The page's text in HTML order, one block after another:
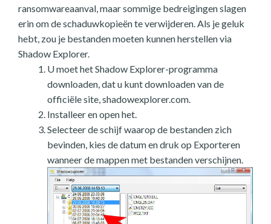
ransomwareaanval, maar sommige bedreigingen slagen
erin om de schaduwkopieën te verwijderen. Als je geluk
hebt, zou je bestanden moeten kunnen herstellen via
Shadow Explorer.
U moet het Shadow Explorer-programma
downloaden, dat u kunt downloaden van de
officiële site, shadowexplorer.com.
Installeer en open het.
Selecteer de schijf waarop de bestanden zich
bevinden, kies de datum en druk op Exporteren
wanneer de mappen met bestanden verschijnen.